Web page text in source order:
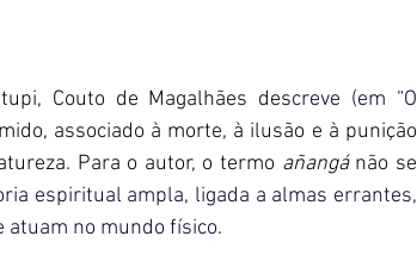
Couto de Magalhães descreve (em “O
associado à morte, à ilusão e à punição
Para o autor, o termo añangá não se
espiritual ampla, ligada a almas errantes,
no mundo físico.